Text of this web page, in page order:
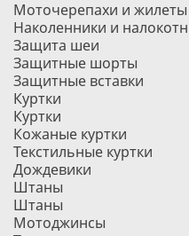
Моточерепахи и жилеты
Наколенники и
Защита шеи
Защитные шорты
Защитные вставки
Куртки
Куртки
Кожаные куртки
Текстильные куртки
Дождевики
Штаны
Штаны
Мотоджинсы